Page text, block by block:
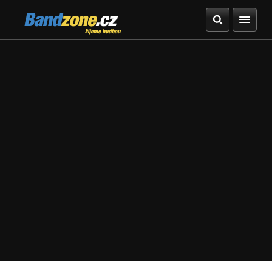
Bandzone.cz
žijeme hudbou